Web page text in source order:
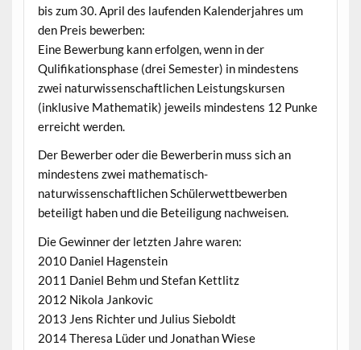
bis zum 30. April des laufenden Kalenderjahres um
den Preis bewerben:
Eine Bewerbung kann erfolgen, wenn in der
Qulifikationsphase (drei Semester) in mindestens
zwei naturwissenschaftlichen Leistungskursen
(inklusive Mathematik) jeweils mindestens 12 Punke
erreicht werden.
Der Bewerber oder die Bewerberin muss sich an
mindestens zwei mathematisch-
naturwissenschaftlichen Schülerwettbewerben
beteiligt haben und die Beteiligung nachweisen.
Die Gewinner der letzten Jahre waren:
2010 Daniel Hagenstein
2011 Daniel Behm und Stefan Kettlitz
2012 Nikola Jankovic
2013 Jens Richter und Julius Sieboldt
2014 Theresa Lüder und Jonathan Wiese